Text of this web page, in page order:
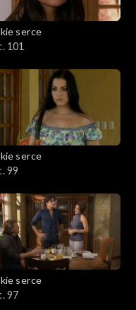
serce
101
serce
99
serce
97